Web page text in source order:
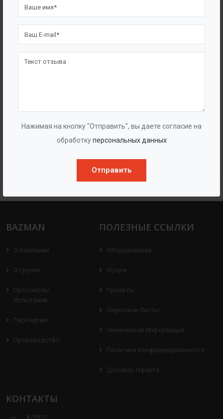
Нажимая на кнопку "Отправить", вы даете согласие на
обработкуперсональных данных
Отправить
Горизонтальные, многоступенчатые,
центробежные насосы «ГУДДИ
BAZMAN
О Компании
О Группе
Протоколы
Испытаний
Партнерам
Производство
ПОЛЕЗНЫЕ ССЫЛКИ
Оборудование
Услуги
Проекты
Опросные Листы
Техническая Информация
Политика Конфиденциальности
Договор-Оферта
КОНТАКТЫ
АДРЕС: